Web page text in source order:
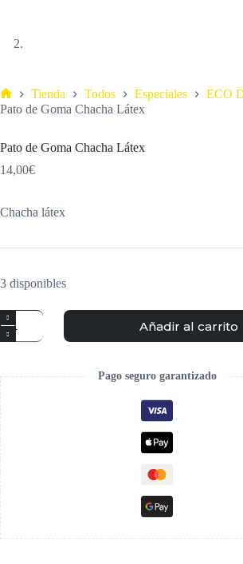
Tienda Todos Especiales
ECO
Pato de Goma Chacha Látex
Pato de Goma Chacha Látex
14,00€
Chacha látex
3 disponibles
Añadir al carrito
Pago seguro garantizado